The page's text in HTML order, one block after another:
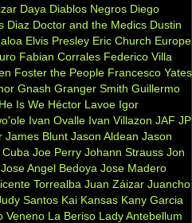
Daya Diablos Negros Diego
Diaz Doctor and the Medics Dustin
Elvis Presley Eric Church Europe
Fabian Corrales Federico Villa
Foster the People Francesco Yates
Gnash Granger Smith Guillermo
He Is We Héctor Lavoe Igor
Ivan Ovalle Ivan Villazon JAF JP
James Blunt Jason Aldean Jason
Joe Perry Johann Strauss Jon
Jose Angel Bedoya Jose Madero
Torrealba Juan Záizar Juancho
Santos Kai Kansas Kany Garcia
Veneno La Beriso Lady Antebellum